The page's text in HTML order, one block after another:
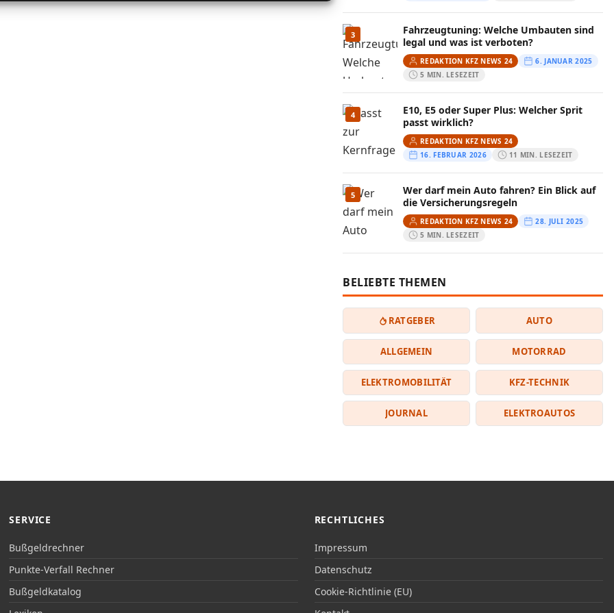
3
Fahrzeugtuning: Welche Umbauten sind
legal und was ist verboten?
REDAKTION KFZ NEWS 24
6. JANUAR 2025
5 MIN. LESEZEIT
4
E10, E5 oder Super Plus: Welcher Sprit
passt wirklich?
REDAKTION KFZ NEWS 24
16. FEBRUAR 2026
11 MIN. LESEZEIT
5
Wer darf mein Auto fahren? Ein Blick auf
die Versicherungsregeln
REDAKTION KFZ NEWS 24
28. JULI 2025
5 MIN. LESEZEIT
BELIEBTE THEMEN
RATGEBER AUTO
ALLGEMEIN MOTORRAD
ELEKTROMOBILITÄT KFZ-TECHNIK
JOURNAL ELEKTROAUTOS
SERVICE
Bußgeldrechner
Punkte-Verfall Rechner
Bußgeldkatalog
RECHTLICHES
Impressum
Datenschutz
Cookie-Richtlinie (EU)